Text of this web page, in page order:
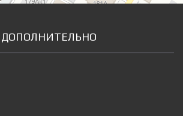
ДОПОЛНИТЕЛЬНО